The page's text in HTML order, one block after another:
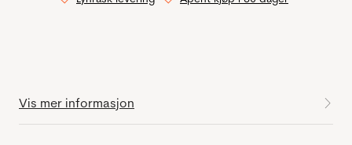
Vis mer informasjon